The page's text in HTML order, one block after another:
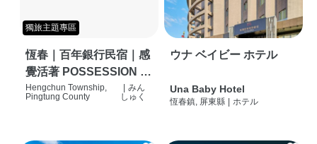
獨旅主題專區
恆春｜百年銀行民宿｜感
覺活著 POSSESSION |
背包客棧 | 恆春必住特色
Hengchun Township,
Pingtung County
みん
しゅく
ウナ ベイビー ホテル
Una Baby Hotel
恆春鎮, 屏東縣 ホテル